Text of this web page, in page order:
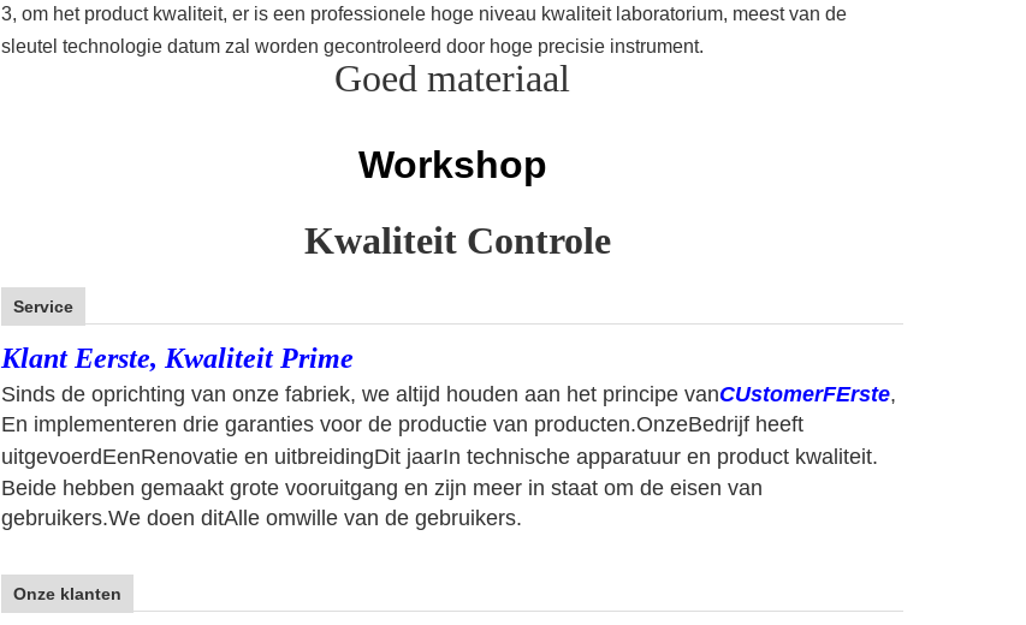
3, om het product kwaliteit, er is een professionele hoge niveau kwaliteit laboratorium, meest van de
sleutel technologie datum zal worden gecontroleerd door hoge precisie instrument.
Goed materiaal
Workshop
Kwaliteit Controle
Service
Klant Eerste, Kwaliteit Prime
Sinds de oprichting van onze fabriek, we altijd houden aan het principe vanCUstomerFErste,
En implementeren drie garanties voor de productie van producten.OnzeBedrijf heeft
uitgevoerdEenRenovatie en uitbreidingDit jaarIn technische apparatuur en product kwaliteit.
Beide hebben gemaakt grote vooruitgang en zijn meer in staat om de eisen van
gebruikers.We doen ditAlle omwille van de gebruikers.
Onze klanten